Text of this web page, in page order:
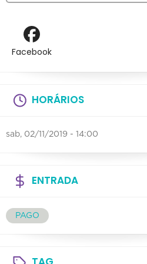
Facebook
HORÁRIOS
sab, 02/11/2019 - 14:00
ENTRADA
PAGO